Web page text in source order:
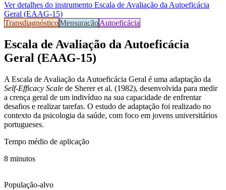
Ver detalhes do instrumento Escala de Avaliação da Autoeficácia
Geral (EAAG-15)
TransdiagnósticoMensuraçãoAutoeficácia
Escala de Avaliação da Autoeficácia
Geral (EAAG-15)
A Escala de Avaliação da Autoeficácia Geral é uma adaptação da
Self-Efficacy Scale de Sherer et al. (1982), desenvolvida para medir
a crença geral de um indivíduo na sua capacidade de enfrentar
desafios e realizar tarefas. O estudo de adaptação foi realizado no
contexto da psicologia da saúde, com foco em jovens universitários
portugueses.
Tempo médio de aplicação
8 minutos
População-alvo